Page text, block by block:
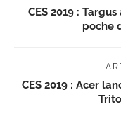
CES 2019 :
poche
CES 2019 : Acer